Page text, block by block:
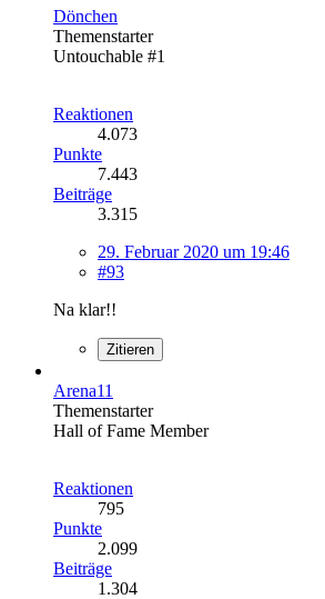
Dönchen
Themenstarter
Untouchable #1
Reaktionen
4.073
Punkte
7.443
Beiträge
3.315
29. Februar 2020 um 19:46
#93
Na klar!!
Zitieren
Arena11
Themenstarter
Hall of Fame Member
Reaktionen
795
Punkte
2.099
Beiträge
1.304